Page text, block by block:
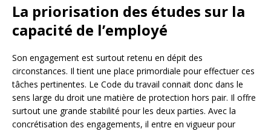
La priorisation des études sur la
capacité de l’employé
Son engagement est surtout retenu en dépit des
circonstances. Il tient une place primordiale pour effectuer ces
tâches pertinentes. Le Code du travail connait donc dans le
sens large du droit une matière de protection hors pair. Il offre
surtout une grande stabilité pour les deux parties. Avec la
concrétisation des engagements, il entre en vigueur pour